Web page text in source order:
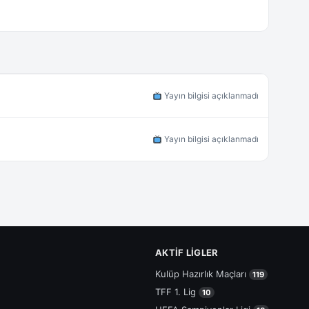
Yayın bilgisi açıklanmadı
Yayın bilgisi açıklanmadı
AKTIF LIGLER
Kulüp Hazırlık Maçları
119
TFF 1. Lig 10